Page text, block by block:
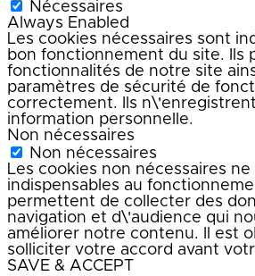
Nécessaires
Always Enabled
Les cookies nécessaires sont
bon fonctionnement du site. Ils
fonctionnalités de notre site
paramètres de sécurité de
correctement. Ils
information personnelle.
Non nécessaires
Non nécessaires
Les cookies non nécessaires ne
indispensables au
permettent de collecter des
navigation et d\'audience qui
améliorer notre contenu. Il est
solliciter votre accord avant
SAVE & ACCEPT